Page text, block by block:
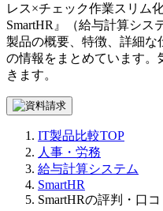
レス×チェック作業スリム
SmartHR 』（給与計算シス
製品の概要、特徴、詳細
の情報をまとめています
きます。
IT製品比較TOP
人事・労務
給与計算システム
SmartHR
SmartHRの評判・口コ